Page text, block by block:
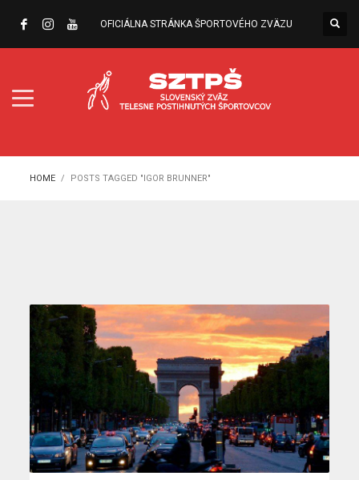
OFICIÁLNA STRÁNKA ŠPORTOVÉHO ZVÄZU
HOME POSTS TAGGED "IGOR BRUNNER"